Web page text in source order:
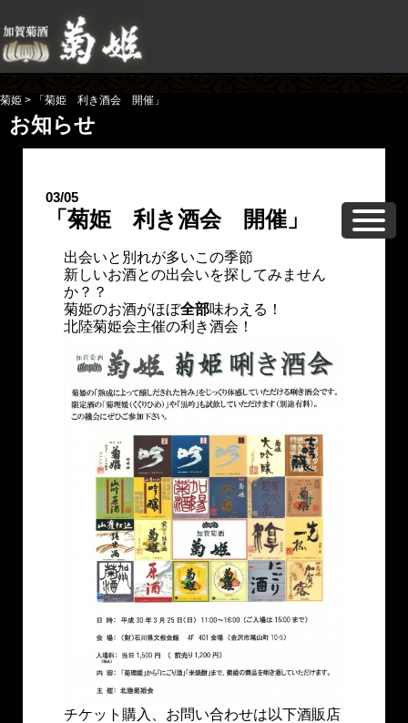
菊姫 > 「菊姫 利き酒会 開催」
お知らせ
03/05
「菊姫 利き酒会 開催」
出会いと別れが多いこの季節
新しいお酒との出会いを探してみません
か？？
菊姫のお酒がほぼ全部味わえる！
北陸菊姫会主催の利き酒会！
チケット購入、お問い合わせは以下酒販店